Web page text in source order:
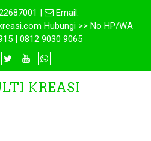
|
Email:
Hubungi >> No HP/WA
| 0812 9030 9065
KREASI